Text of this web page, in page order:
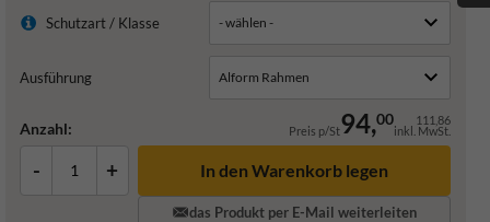
Schutzart / Klasse
Ausführung
Anzahl: Preis p/St94,00 111,86
inkl. MwSt.
- + In den Warenkorb legen
das Produkt per E-Mail weiterleiten